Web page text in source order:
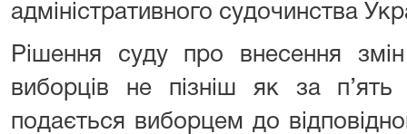
адміністративного судочинства
Рішення суду про внесення
виборців не пізніш як за
подається виборцем до